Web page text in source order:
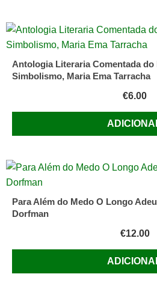
Antologia Literaria Comentada do
Simbolismo, Maria Ema Tarracha
€6.00
Para Além do Medo O Longo
Dorfman
€12.00